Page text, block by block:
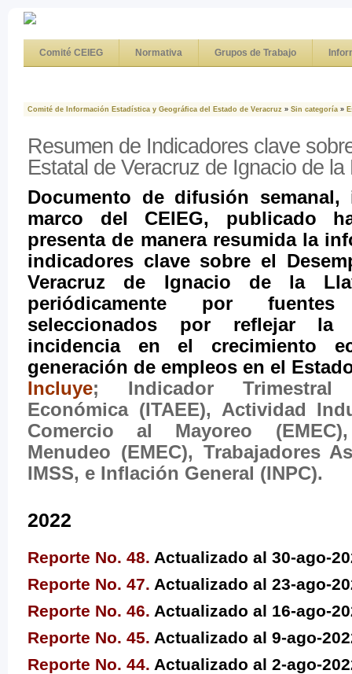
Comité CEIEG Normativa Grupos de Trabajo
Comité de Información Estadística y Geográfica del Estado de Veracruz » Sin categoría »
Resumen de Indicadores clave
Estatal de Veracruz de Ignacio de la
Documento de difusión
marco del CEIEG, publicado
presenta de manera resumida la
indicadores clave sobre el
Veracruz de Ignacio de la
periódicamente por
seleccionados por reflejar la
incidencia en el crecimiento
generación de empleos en el
Incluye; Indicador Trimestral
Económica (ITAEE), Actividad
Comercio al Mayoreo
Menudeo (EMEC), Trabajadores
IMSS, e Inflación General (INPC).
2022
Reporte No. 48. Actualizado al 30-ago-
Reporte No. 47. Actualizado al 23-ago-
Reporte No. 46. Actualizado al 16-ago-
Reporte No. 45. Actualizado al 9-ago-
Reporte No. 44. Actualizado al 2-ago-